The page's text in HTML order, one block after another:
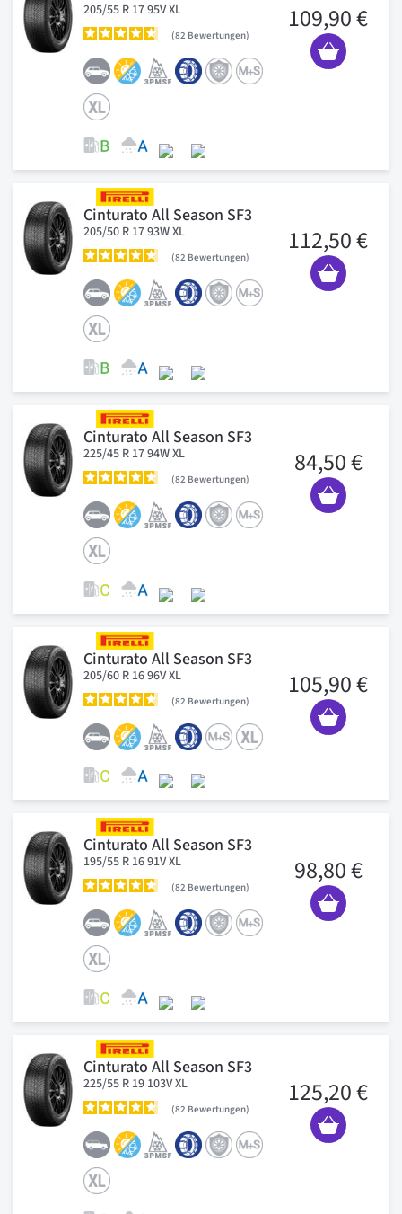
205/55 R 17 95V XL
82 Bewertungen
109,90 €
Cinturato All Season SF3
205/50 R 17 93W XL
82 Bewertungen
112,50 €
Cinturato All Season SF3
225/45 R 17 94W XL
82 Bewertungen
84,50 €
Cinturato All Season SF3
205/60 R 16 96V XL
82 Bewertungen
105,90 €
Cinturato All Season SF3
195/55 R 16 91V XL
82 Bewertungen
98,80 €
Cinturato All Season SF3
225/55 R 19 103V XL
82 Bewertungen
125,20 €